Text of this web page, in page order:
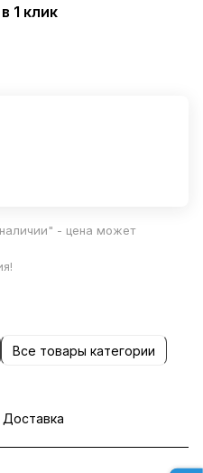
1 клик
- цена может
Все товары категории
Доставка